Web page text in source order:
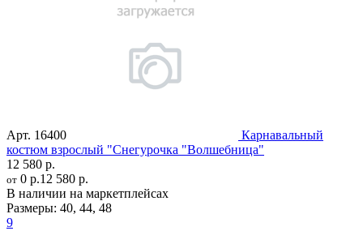
Арт. 16400
Карнавальный
костюм взрослый "Снегурочка "Волшебница"
12 580 р.
от 0 р.12 580 р.
В наличии на маркетплейсах
Размеры: 40, 44, 48
9